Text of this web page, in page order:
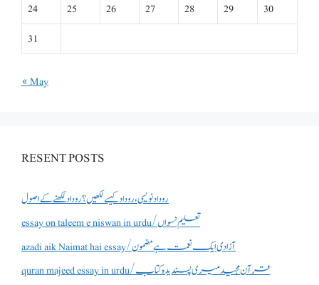
24
25 26 27 28 29
30
31
« May
RESENT POSTS
روداد نویسی ،روداد کیسے لکھیں؟ روداد لکھنے کے اصول
essay on taleem e niswan in urdu/تعلیم نسواں
azadi aik Naimat hai essay/آزادی ایک نعمت ہے مضمون
quran majeed essay in urdu/قرآن مجید میری پسندیدہ کتاب